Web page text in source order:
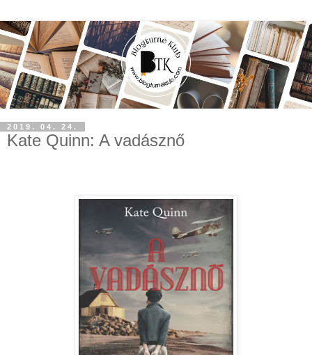
2019. 04. 24.
Kate Quinn: A vadásznő